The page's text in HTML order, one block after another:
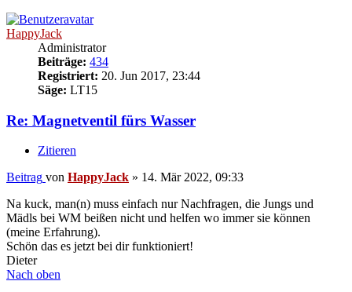
HappyJack
Administrator
Beiträge: 434
Registriert: 20. Jun 2017, 23:44
Säge: LT15
Re: Magnetventil fürs Wasser
Zitieren
Beitrag von HappyJack » 14. Mär 2022, 09:33
Na kuck, man(n) muss einfach nur Nachfragen, die Jungs und
Mädls bei WM beißen nicht und helfen wo immer sie können
(meine Erfahrung).
Schön das es jetzt bei dir funktioniert!
Dieter
Nach oben